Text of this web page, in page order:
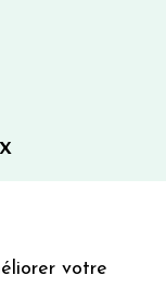
votre
commande
DE LALANDE